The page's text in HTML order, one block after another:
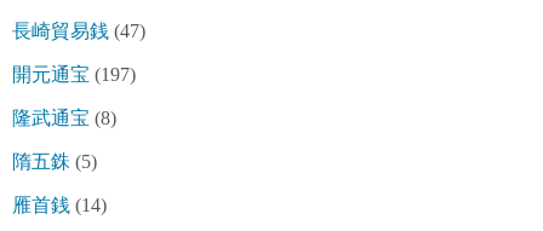
長崎貿易銭 (47)
開元通宝 (197)
隆武通宝 (8)
隋五銖 (5)
雁首銭 (14)